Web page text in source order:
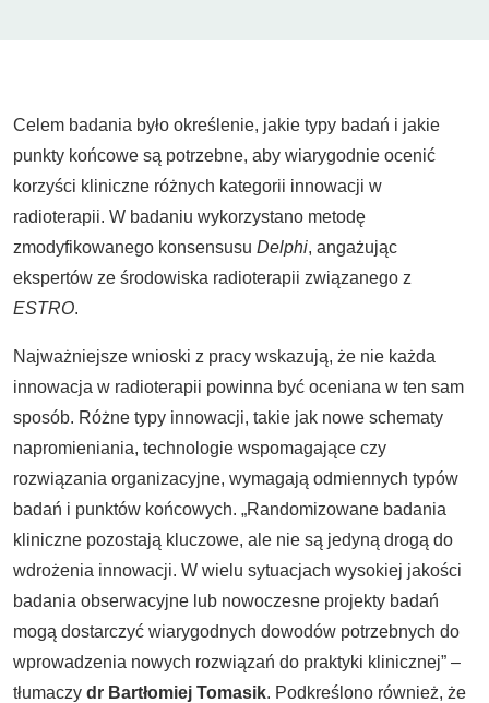
Celem badania było określenie, jakie typy badań i jakie
punkty końcowe są potrzebne, aby wiarygodnie ocenić
korzyści kliniczne różnych kategorii innowacji w
radioterapii. W badaniu wykorzystano metodę
zmodyfikowanego konsensusu Delphi, angażując
ekspertów ze środowiska radioterapii związanego z
ESTRO.
Najważniejsze wnioski z pracy wskazują, że nie każda
innowacja w radioterapii powinna być oceniana w ten sam
sposób. Różne typy innowacji, takie jak nowe schematy
napromieniania, technologie wspomagające czy
rozwiązania organizacyjne, wymagają odmiennych typów
badań i punktów końcowych. „Randomizowane badania
kliniczne pozostają kluczowe, ale nie są jedyną drogą do
wdrożenia innowacji. W wielu sytuacjach wysokiej jakości
badania obserwacyjne lub nowoczesne projekty badań
mogą dostarczyć wiarygodnych dowodów potrzebnych do
wprowadzenia nowych rozwiązań do praktyki klinicznej” –
tłumaczy dr Bartłomiej Tomasik. Podkreślono również, że